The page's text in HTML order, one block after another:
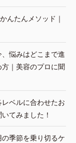
んたんメソッド｜
悩みはどこまで進
｜美容のプロに聞
ベルに合わせたお
てみました！
季節を乗り切るケ